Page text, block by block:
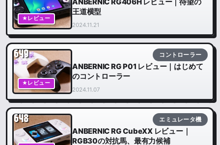
★レビュー
王道横型
2024.11.21
★レビュー
649 コントローラー
ANBERNIC RG P01 レビュー｜はじめて
のコントローラー
2024.11.07
648 エミュレータ機
ANBERNIC RG CubeXX レビュー｜
RGB30の対抗馬、最有力候補